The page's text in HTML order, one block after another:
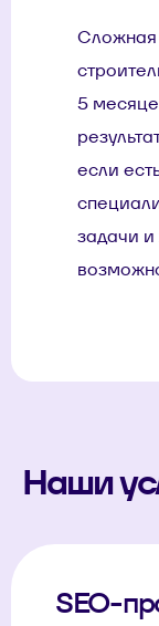
Сложная
5
если
задачи
Наши
SEO-